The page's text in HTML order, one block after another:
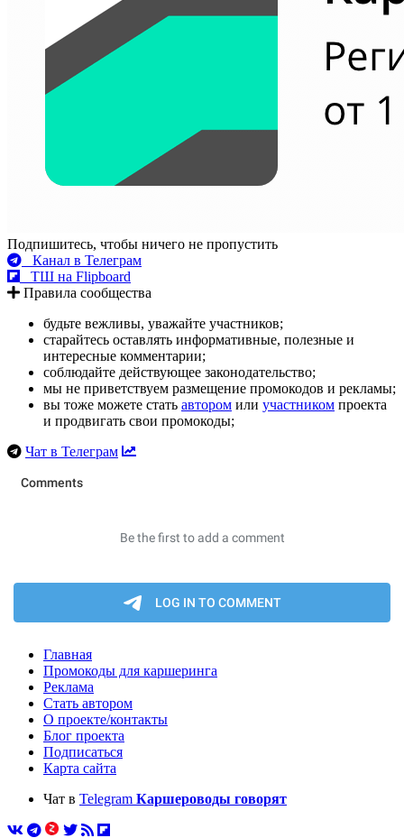
Подпишитесь, чтобы ничего не пропустить
Канал в Телеграм
ТШ на Flipboard
Правила сообщества
будьте вежливы, уважайте участников;
старайтесь оставлять информативные, полезные и
интересные комментарии;
соблюдайте действующее законодательство;
мы не приветствуем размещение промокодов и рекламы;
вы тоже можете стать автором или участником проекта
и продвигать свои промокоды;
Чат в Телеграм
Главная
Промокоды для каршеринга
Реклама
Стать автором
О проекте/контакты
Блог проекта
Подписаться
Карта сайта
Чат в Telegram Каршероводы говорят